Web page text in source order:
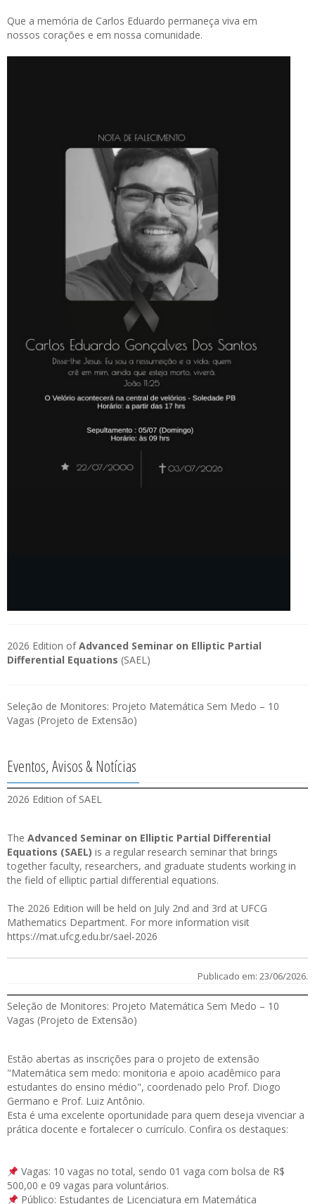
Que a memória de Carlos Eduardo permaneça viva em
nossos corações e em nossa comunidade.
2026 Edition ofAdvanced Seminar on Elliptic Partial
Differential Equations (SAEL)
Seleção de Monitores: Projeto Matemática Sem Medo – 10
Vagas (Projeto de Extensão)
Eventos, Avisos & Notícias
2026 Edition of SAEL
The Advanced Seminar on Elliptic Partial Differential
Equations (SAEL) is a regular research seminar that brings
together faculty, researchers, and graduate students working in
the field of elliptic partial differential equations.
The 2026 Edition will be held on July 2nd and 3rd at UFCG
Mathematics Department. For more information visit
https://mat.ufcg.edu.br/sael-2026
Publicado em: 23/06/2026.
Seleção de Monitores: Projeto Matemática Sem Medo – 10
Vagas (Projeto de Extensão)
Estão abertas as inscrições para o projeto de extensão
"Matemática sem medo: monitoria e apoio acadêmico para
estudantes do ensino médio", coordenado pelo Prof. Diogo
Germano e Prof. Luiz Antônio.
Esta é uma excelente oportunidade para quem deseja vivenciar a
prática docente e fortalecer o currículo. Confira os destaques:
Vagas: 10 vagas no total, sendo 01 vaga com bolsa de R$
500,00 e 09 vagas para voluntários.
Público: Estudantes de Licenciatura em Matemática